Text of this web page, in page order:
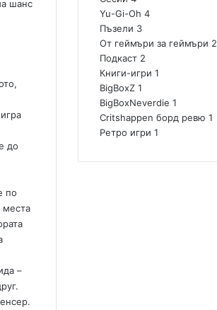
шанс
до
по
места
–
Yu-Gi-Oh 4
Пъзели 3
От геймъри за геймъри 2
Подкаст 2
Книги-игри 1
BigBoxZ 1
BigBoxNeverdie 1
Critshappen борд ревю 1
Ретро игри 1